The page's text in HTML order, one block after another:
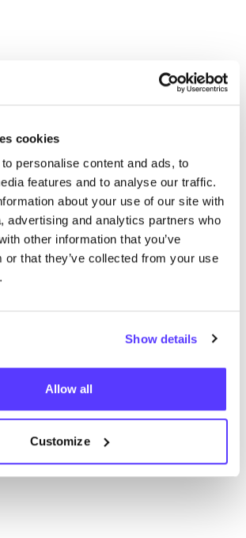
cookies
personalise content and ads, to
features and to analyse our traffic.
about your use of our site with
advertising and analytics partners who
other information that you’ve
or that they’ve collected from your use
Show details
Allow all
Customize
t-shirts 3+